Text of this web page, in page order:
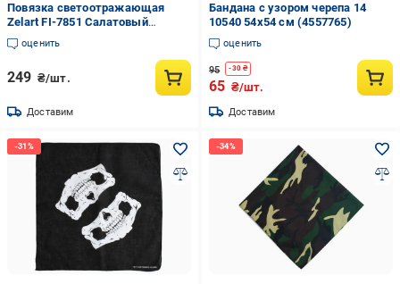
Повязка светоотражающая
Zelart FI-7851 Салатовый
(60363170)
оценить
249 ₴/шт.
Доставим
Бандана с узором черепа 14
10540 54х54 см (4557765)
оценить
95 -30₴
65 ₴/шт.
Доставим